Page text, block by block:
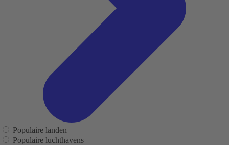
Populaire landen
Populaire luchthavens